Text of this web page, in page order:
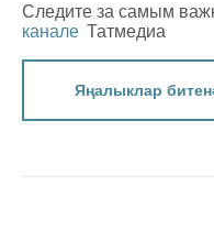
Следите за самым
канале Татмедиа
Яңалыклар